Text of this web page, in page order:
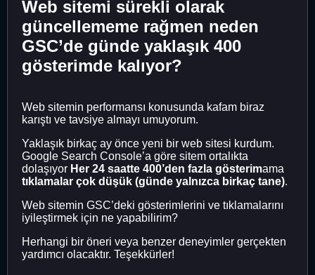
Web sitemi sürekli olarak
güncellememe rağmen neden
GSC’de günde yaklaşık 400
gösterimde kalıyor?
Web sitemin performansı konusunda kafam biraz
karıştı ve tavsiye almayı umuyorum.
Yaklaşık birkaç ay önce yeni bir web sitesi kurdum.
Google Search Console’a göre sitem ortalıkta
dolaşıyor Her 24 saatte 400’den fazla gösterimama
tıklamalar çok düşük (günde yalnızca birkaç tane).
Web sitemin GSC’deki gösterimlerini ve tıklamalarını
iyileştirmek için ne yapabilirim?
Herhangi bir öneri veya benzer deneyimler gerçekten
yardımcı olacaktır. Teşekkürler!